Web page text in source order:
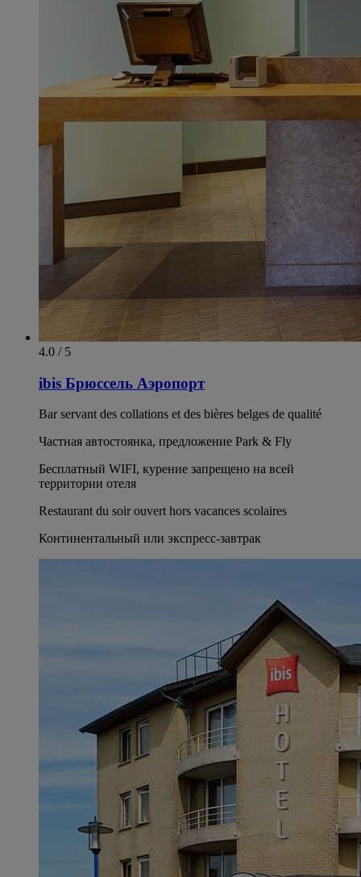
4.0 / 5
ibis Брюссель Аэропорт
Bar servant des collations et des bières belges de qualité
Частная автостоянка, предложение Park & Fly
Бесплатный WIFI, курение запрещено на всей
территории отеля
Restaurant du soir ouvert hors vacances scolaires
Континентальный или экспресс-завтрак